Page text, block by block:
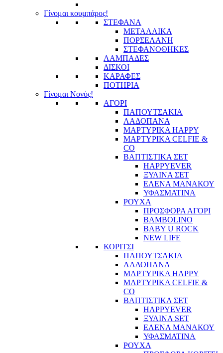
Γίνομαι κουμπάρος!
ΣΤΕΦΑΝΑ
ΜΕΤΑΛΛΙΚΑ
ΠΟΡΣΕΛΑΝΗ
ΣΤΕΦΑΝΟΘΗΚΕΣ
ΛΑΜΠΑΔΕΣ
ΔΙΣΚΟΙ
ΚΑΡΑΦΕΣ
ΠΟΤΗΡΙΑ
Γίνομαι Νονός!
ΑΓΟΡΙ
ΠΑΠΟΥΤΣΑΚΙΑ
ΛΑΔΟΠΑΝΑ
ΜΑΡΤΥΡΙΚΑ HAPPY
ΜΑΡΤΥΡΙΚΑ CELFIE &
CO
ΒΑΠΤΙΣΤΙΚΑ ΣΕΤ
HAPPYEVER
ΞΥΛΙΝΑ ΣΕΤ
ΕΛΕΝΑ ΜΑΝΑΚΟΥ
ΥΦΑΣΜΑΤΙΝΑ
ΡΟΥΧΑ
ΠΡΟΣΦΟΡΑ ΑΓΟΡΙ
BAMBOLINO
BABY U ROCK
NEW LIFE
ΚΟΡΙΤΣΙ
ΠΑΠΟΥΤΣΑΚΙΑ
ΛΑΔΟΠΑΝΑ
ΜΑΡΤΥΡΙΚΑ HAPPY
ΜΑΡΤΥΡΙΚΑ CELFIE &
CO
ΒΑΠΤΙΣΤΙΚΑ ΣΕΤ
HAPPYEVER
ΞΥΛΙΝΑ SET
ΕΛΕΝΑ ΜΑΝΑΚΟΥ
ΥΦΑΣΜΑΤΙΝΑ
ΡΟΥΧΑ